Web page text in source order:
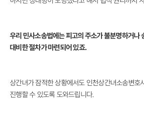
우리 민사소송법에는 피고의 주소가 불분명하거나
대비한 절차가 마련되어 있죠.
상간녀가 잠적한 상황에서도 인천상간녀소송변호
진행할 수 있도록 도와드립니다.